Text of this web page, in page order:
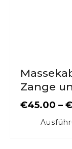
Zange
€45.00 – €